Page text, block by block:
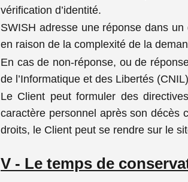
vérification d’identité.
SWISH adresse une réponse dans
en raison de la complexité de la
En cas de non-réponse, ou de
de l’Informatique et des Libertés
Le Client peut formuler des
caractère personnel après son décès
droits, le Client peut se rendre sur le
V - Le temps de